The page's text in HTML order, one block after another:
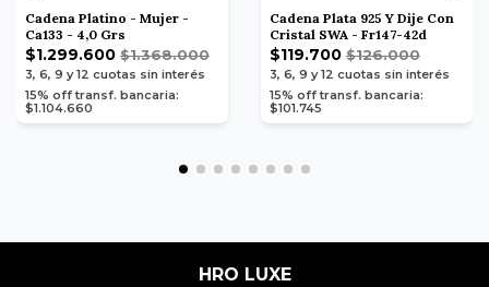
Cadena Platino - Mujer -
Ca133 - 4,0 Grs
$1.299.600 $1.368.000
3, 6, 9 y 12 cuotas sin interés
15% off transf. bancaria:
$1.104.660
Cadena Plata 925 Y Dije Con
Cristal SWA - Fr147-42d
$119.700 $126.000
3, 6, 9 y 12 cuotas sin interés
15% off transf. bancaria:
$101.745
HRO LUXE